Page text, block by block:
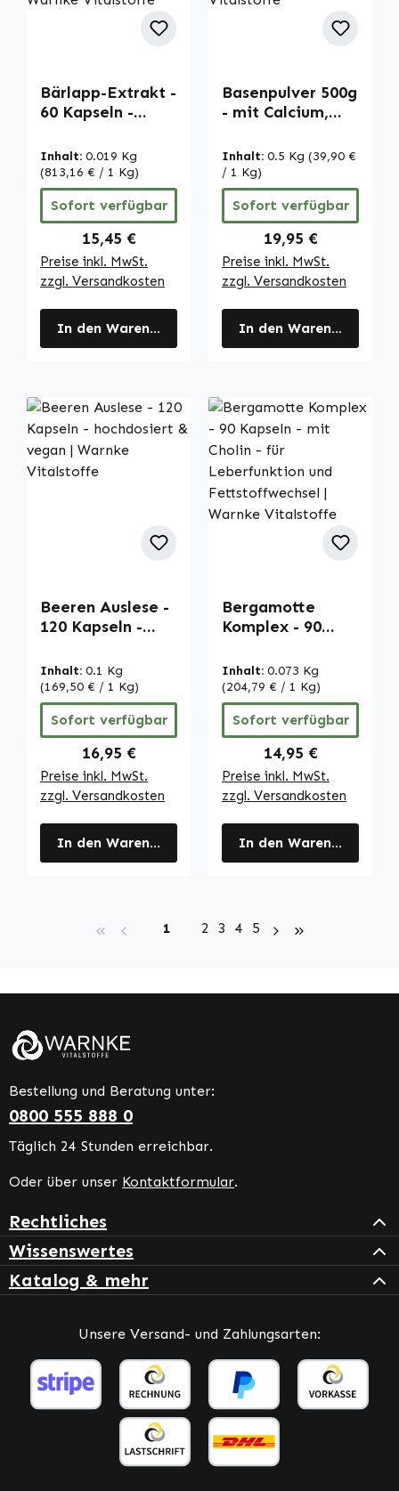
Bärlapp-Extrakt -
60 Kapseln -
- Huperzin A -
hochdosiert &
vegan | Warnke
Vitalstoffe
Inhalt: 0.019 Kg
(813,16 € / 1 Kg)
Sofort verfügbar
Regulärer Preis:
15,45 €
Preise inkl. MwSt.
zzgl. Versandkosten
In den Warenkorb
Basenpulver 500g
- mit Calcium,
Eisen uvm. - für
Musklen, Knochen
uvm. | Warnke
Vitalstoffe
Inhalt: 0.5 Kg (39,90 €
/ 1 Kg)
Sofort verfügbar
Regulärer Preis:
19,95 €
Preise inkl. MwSt.
zzgl. Versandkosten
In den Warenkorb
Beeren Auslese -
120 Kapseln -
vegan | Warnke
Vitalstoffe
Inhalt: 0.1 Kg
(169,50 € / 1 Kg)
Sofort verfügbar
Regulärer Preis:
16,95 €
Preise inkl. MwSt.
zzgl. Versandkosten
In den Warenkorb
Bergamotte
Komplex - 90
Cholin - für
Leberfunktion
und
Fettstoffwechsel
| Warnke
Vitalstoffe
Inhalt: 0.073 Kg
(204,79 € / 1 Kg)
Sofort verfügbar
Regulärer Preis:
14,95 €
Preise inkl. MwSt.
zzgl. Versandkosten
In den Warenkorb
Seite
1 Seite
2 Seite
3 Seite
4 Seite
5
Bestellung und Beratung unter:
0800 555 888 0
Täglich 24 Stunden erreichbar.
Oder über unser Kontaktformular.
Rechtliches
Wissenswertes
Katalog & mehr
Unsere Versand- und Zahlungsarten: